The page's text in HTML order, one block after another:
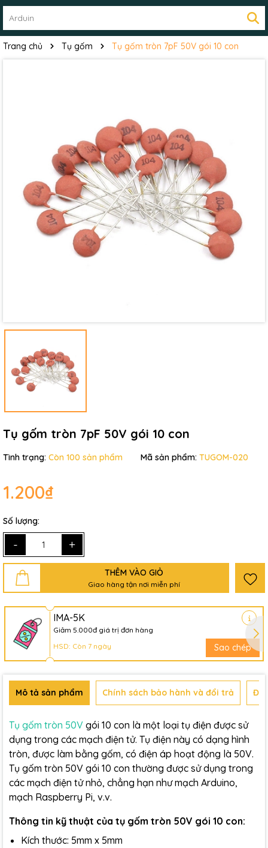
Trang chủ Tụ gốm Tụ gốm tròn 7pF 50V gói 10 con
Tụ gốm tròn 7pF 50V gói 10 con
Tình trạng: Còn 100 sản phẩm Mã sản phẩm: TUGOM-020
1.200₫
Số lượng:
- +
THÊM VÀO GIỎ
Giao hàng tận nơi miễn phí
IMA-5K
Giảm 5.000đ giá trị đơn hàng
HSD: Còn 7 ngày
Sao chép
Mã giảm giá:
Mô tả sản phẩm Chính sách bảo hành và đổi trả
Tụ gốm tròn 50V gói 10 con là một loại tụ điện được sử
dụng trong các mạch điện tử. Tụ điện này có dạng hình
tròn, được làm bằng gốm, có điện áp hoạt động là 50V.
Tụ gốm tròn 50V gói 10 con thường được sử dụng trong
các mạch điện tử nhỏ, chẳng hạn như mạch Arduino,
mạch Raspberry Pi, v.v.
Thông tin kỹ thuật của tụ gốm tròn 50V gói 10 con:
Kích thước: 5mm x 5mm